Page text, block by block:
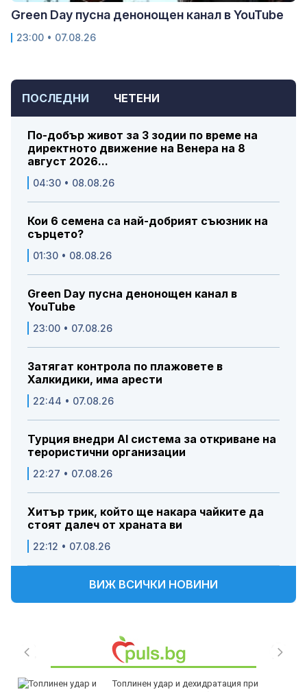
ПОСЛЕДНИ ЧЕТЕНИ
По-добър живот за 3 зодии по време на
директното движение на Венера на 8
август 2026...
04:30 • 08.08.26
Кои 6 семена са най-добрият съюзник на
сърцето?
01:30 • 08.08.26
Green Day пусна денонощен канал в
YouTube
23:00 • 07.08.26
Затягат контрола по плажовете в
Халкидики, има арести
22:44 • 07.08.26
Турция внедри AI система за откриване на
терористични организации
22:27 • 07.08.26
Хитър трик, който ще накара чайките да
стоят далеч от храната ви
22:12 • 07.08.26
ВИЖ ВСИЧКИ НОВИНИ
Топлинен удар и дехидратация при
Green Day пусна денонощен канал в YouTube
23:00 • 07.08.26